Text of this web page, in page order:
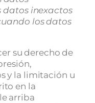
datos inexactos
los datos
su derecho de
y la limitación u
en la
arriba